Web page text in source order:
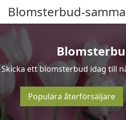
Blomsterbud-
Skicka ett blomsterbud idag till
Populära återförsäljare